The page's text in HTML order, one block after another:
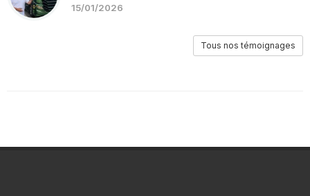
15/01/2026
Tous nos témoignages